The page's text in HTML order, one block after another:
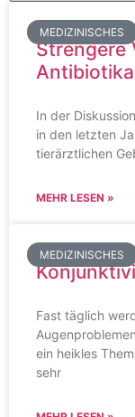
MEDIZINISCHES
Strengere
Antibiotika
In der
in den letzten
tierärztlichen
MEHR LESEN »
MEDIZINISCHES
Fast täglich
ein heikles
sehr